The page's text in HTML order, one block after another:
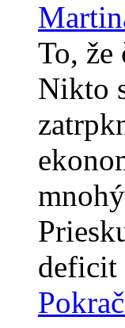
To, že
Nikto
deficit